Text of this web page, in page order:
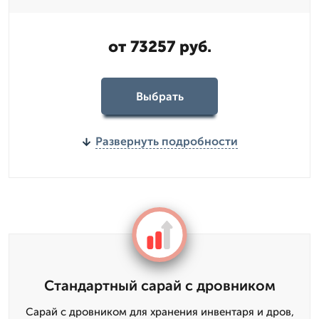
от 73257 руб.
Выбрать
Развернуть подробности
Стандартный сарай с дровником
Сарай с дровником для хранения инвентаря и дров,